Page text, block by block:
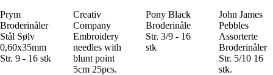
Prym
Broderinåler
Stål Sølv
0,60x35mm
Str. 9 - 16 stk
Creativ
Company
Embroidery
needles with
blunt point
5cm 25pcs.
Pony Black
Broderinåle
Str. 3/9 - 16
stk
John James
Pebbles
Assorterte
Broderinåler
Str. 5/10 16
stk.